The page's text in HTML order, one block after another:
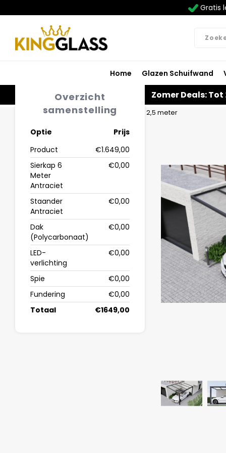
Gratis
Home Glazen Schuifwand
Zomer Deals: Tot
Carport in antraciet van 6,06 x 2,5 meter
Overzicht
samenstelling
Optie
Prijs
Product
€1.649,00
Sierkap 6
Meter
Antraciet
€0,00
Staander
Antraciet
€0,00
Dak
(Polycarbonaat)
€0,00
LED-
verlichting
€0,00
Spie
€0,00
Fundering
€0,00
Totaal
€1649,00